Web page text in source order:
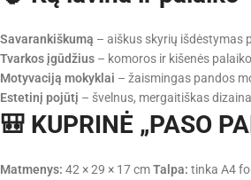
Savarankiškumą – aiškus skyrių išdėstymas
Tvarkos įgūdžius – komoros ir kišenės
Motyvaciją mokyklai – žaismingas pandos
Estetinį pojūtį – švelnus, mergaitiškas
🎒 KUPRINĖ „PASO
Matmenys: 42 × 29 × 17 cmTalpa: tinka A4